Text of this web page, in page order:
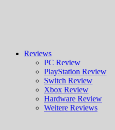
Reviews
PC Review
PlayStation Review
Switch Review
Xbox Review
Hardware Review
Weitere Reviews